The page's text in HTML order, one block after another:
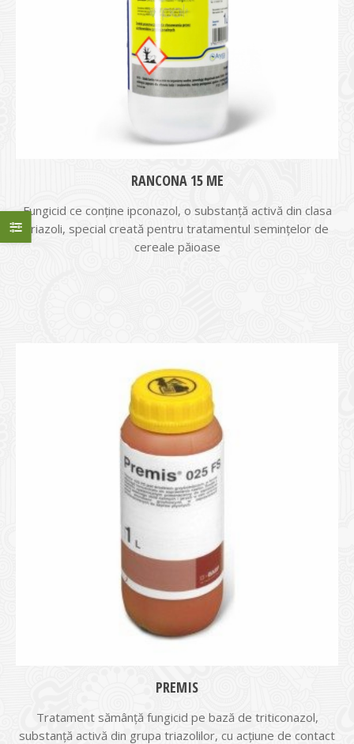
RANCONA 15 ME
Fungicid ce conține ipconazol, o substanță activă din clasa
triazoli, special creată pentru tratamentul semințelor de
cereale păioase
PREMIS
Tratament sămânță fungicid pe bază de triticonazol,
substanță activă din grupa triazolilor, cu acţiune de contact